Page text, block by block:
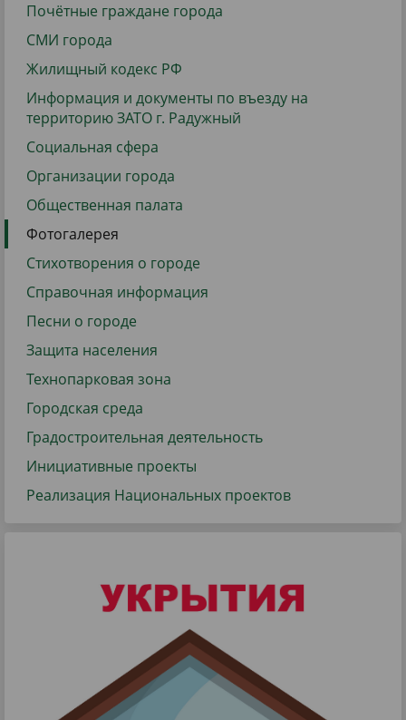
Почётные граждане города
СМИ города
Жилищный кодекс РФ
Информация и документы по въезду на
территорию ЗАТО г. Радужный
Социальная сфера
Организации города
Общественная палата
Фотогалерея
Стихотворения о городе
Справочная информация
Песни о городе
Защита населения
Технопарковая зона
Городская среда
Градостроительная деятельность
Инициативные проекты
Реализация Национальных проектов